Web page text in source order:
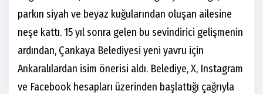
parkın siyah ve beyaz kuğularından oluşan ailesine
neşe kattı. 15 yıl sonra gelen bu sevindirici gelişmenin
ardından, Çankaya Belediyesi yeni yavru için
Ankaralılardan isim önerisi aldı. Belediye, X, Instagram
ve Facebook hesapları üzerinden başlattığı çağrıyla